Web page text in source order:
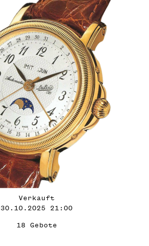
Verkauft
30.10.2025 21:00
18 Gebote